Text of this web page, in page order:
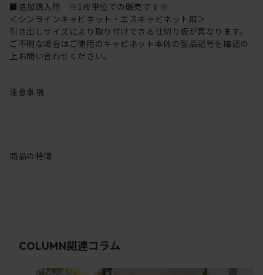
■追加購入用 ※1枚単位での販売です※
＜シンラインキャビネット・エスキャビネット用＞
引き出しサイズにより取り付けできる仕切り板が異なります。
ご不明な場合はご使用のキャビネット本体の製品記号を確認の
上お問い合わせください。
注意事項
商品の特徴
COLUMN関連コラム